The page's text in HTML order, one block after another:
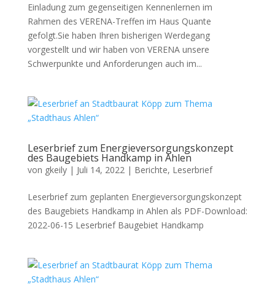
Einladung zum gegenseitigen Kennenlernen im
Rahmen des VERENA-Treffen im Haus Quante
gefolgt.Sie haben Ihren bisherigen Werdegang
vorgestellt und wir haben von VERENA unsere
Schwerpunkte und Anforderungen auch im...
Leserbrief zum Energieversorgungskonzept
des Baugebiets Handkamp in Ahlen
von gkeily| Juli 14, 2022| Berichte, Leserbrief
Leserbrief zum geplanten Energieversorgungskonzept
des Baugebiets Handkamp in Ahlen als PDF-Download:
2022-06-15 Leserbrief Baugebiet Handkamp